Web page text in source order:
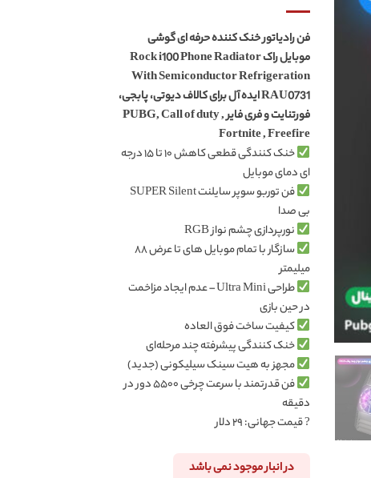
فن رادیاتور خنک کننده حرفه ای گوشی
موبایل راک Rock i100 Phone Radiator
With Semiconductor Refrigeration
RAU0731 ایده آل برای کالاف دیوتی، پابجی،
فورتنایت و فری فایر PUBG, Call of duty ,
Fortnite , Freefire
خنک کنندگی قطعی کاهش ۱۰ تا ۱۵ درجه
ای دمای موبایل
فن توربو سوپر سایلنت SUPER Silent
بی صدا
نورپردازی چشم نواز RGB
سازگار با تمام موبایل های تا عرض ۸۸
میلیمتر
طراحی Ultra Mini – عدم ایجاد مزاخمت
در حین بازی
کیفیت ساخت فوق العاده
خنک کنندگی پیشرفته چند مرحله‌ای
مجهز به هیت سینک سیلیکونی (جدید)
فن قدرتمند با سرعت چرخی ۵۵۰۰ دور در
دقیقه
? قیمت جهانی: ۲۹ دلار
در انبار موجود نمی باشد